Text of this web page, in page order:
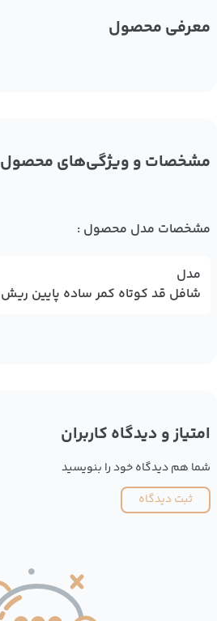
معرفی محصول
مشخصات و ویژگی‌های محصول
مشخصات مدل محصول :
مدل
شافل قد کوتاه کمر ساده پایین ریش
امتیاز و دیدگاه کاربران
شما هم دیدگاه خود را بنویسید
ثبت دیدگاه